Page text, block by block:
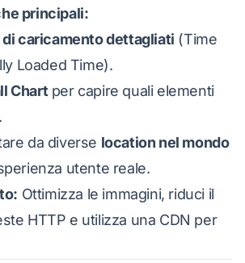
principali:
caricamento dettagliati (Time
Loaded Time).
Chart per capire quali elementi
da diverse location nel mondo
utente reale.
Ottimizza le immagini, riduci il
HTTP e utilizza una CDN per